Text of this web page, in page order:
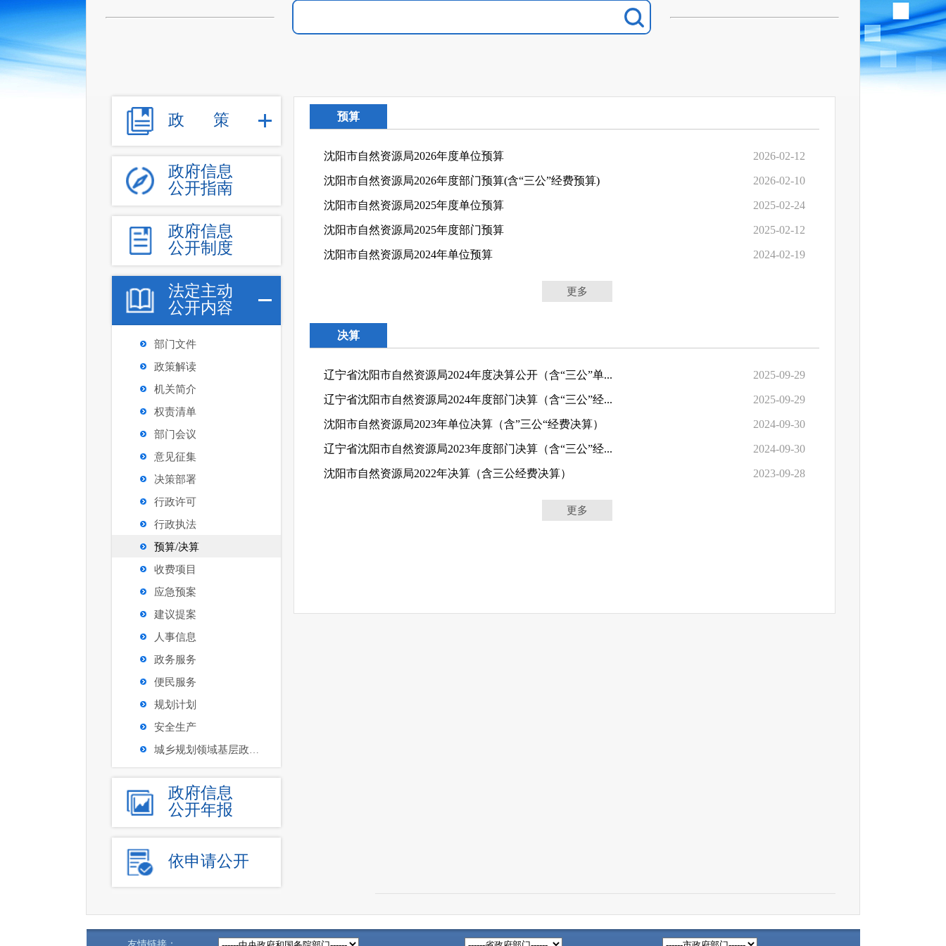
政 策
政府信息
公开指南
政府信息
公开制度
法定主动
公开内容
部门文件
政策解读
机关简介
权责清单
部门会议
意见征集
决策部署
行政许可
行政执法
预算/决算
收费项目
应急预案
建议提案
人事信息
政务服务
便民服务
规划计划
安全生产
城乡规划领域基层政务公开沈河区试点
政府信息
公开年报
依申请公开
预算
沈阳市自然资源局2026年度单位预算 2026-02-12
沈阳市自然资源局2026年度部门预算(含“三公”经费预算) 2026-02-10
沈阳市自然资源局2025年度单位预算 2025-02-24
沈阳市自然资源局2025年度部门预算 2025-02-12
沈阳市自然资源局2024年单位预算 2024-02-19
更多
决算
辽宁省沈阳市自然资源局2024年度决算公开（含“三公”单... 2025-09-29
辽宁省沈阳市自然资源局2024年度部门决算（含“三公”经... 2025-09-29
沈阳市自然资源局2023年单位决算（含”三公“经费决算） 2024-09-30
辽宁省沈阳市自然资源局2023年度部门决算（含“三公”经... 2024-09-30
沈阳市自然资源局2022年决算（含三公经费决算） 2023-09-28
更多